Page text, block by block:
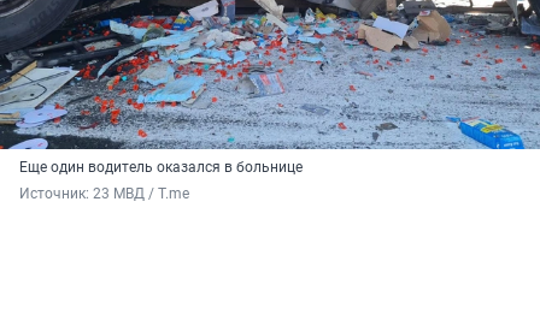
Еще один водитель оказался в больнице
Источник: 23 МВД / T.me